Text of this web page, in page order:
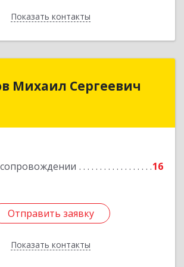
Показать контакты
Назад
Михаил Сергеевич
16
Отправить заявку
Показать контакты
обл, Камышлов г, Ленина
Отправить заявку
Назад